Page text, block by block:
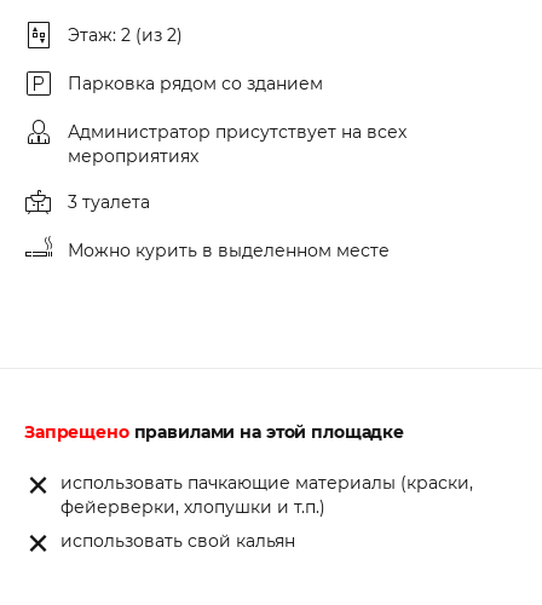
Этаж: 2 (из 2)
Парковка рядом со зданием
Администратор присутствует на всех
мероприятиях
3 туалета
Можно курить в выделенном месте
Запрещеноправилами на этой площадке
использовать пачкающие материалы (краски,
фейерверки, хлопушки и т.п.)
использовать свой кальян